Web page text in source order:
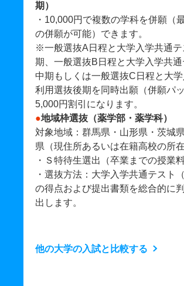
期）
・10,000円で複数の学科を併願（
の併願が可能）できます。
※一般選抜A日程と大学入学共通
期、一般選抜B日程と大学入学共
中期もしくは一般選抜C日程と大
利用選抜後期を同時出願（併願パ
5,000円割引になります。
●地域枠選抜（薬学部・薬学科）
対象地域：群馬県・山形県・茨城
県（現住所あるいは在籍高校の所在
・Ｓ特待生選出（卒業までの授業
・選抜方法：大学入学共通テスト
の得点および提出書類を総合的に
出します。
他の大学の入試と比較する